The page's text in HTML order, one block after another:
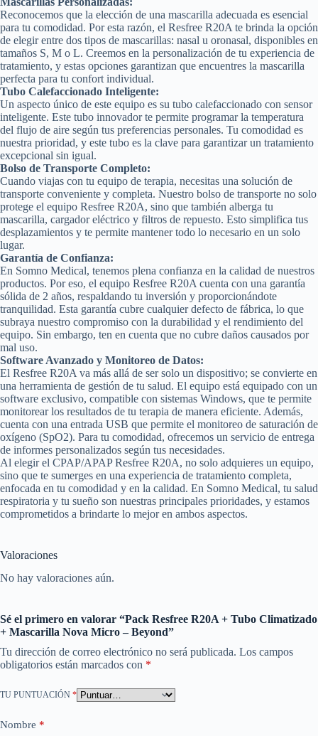
Reconocemos que la elección de una mascarilla adecuada es esencial
para tu comodidad. Por esta razón, el Resfree R20A te brinda la opción
de elegir entre dos tipos de mascarillas: nasal u oronasal, disponibles en
tamaños S, M o L. Creemos en la personalización de tu experiencia de
tratamiento, y estas opciones garantizan que encuentres la mascarilla
perfecta para tu confort individual.
Tubo Calefaccionado Inteligente:
Un aspecto único de este equipo es su tubo calefaccionado con sensor
inteligente. Este tubo innovador te permite programar la temperatura
del flujo de aire según tus preferencias personales. Tu comodidad es
nuestra prioridad, y este tubo es la clave para garantizar un tratamiento
excepcional sin igual.
Bolso de Transporte Completo:
Cuando viajas con tu equipo de terapia, necesitas una solución de
transporte conveniente y completa. Nuestro bolso de transporte no solo
protege el equipo Resfree R20A, sino que también alberga tu
mascarilla, cargador eléctrico y filtros de repuesto. Esto simplifica tus
desplazamientos y te permite mantener todo lo necesario en un solo
lugar.
Garantía de Confianza:
En Somno Medical, tenemos plena confianza en la calidad de nuestros
productos. Por eso, el equipo Resfree R20A cuenta con una garantía
sólida de 2 años, respaldando tu inversión y proporcionándote
tranquilidad. Esta garantía cubre cualquier defecto de fábrica, lo que
subraya nuestro compromiso con la durabilidad y el rendimiento del
equipo. Sin embargo, ten en cuenta que no cubre daños causados por
mal uso.
Software Avanzado y Monitoreo de Datos:
El Resfree R20A va más allá de ser solo un dispositivo; se convierte en
una herramienta de gestión de tu salud. El equipo está equipado con un
software exclusivo, compatible con sistemas Windows, que te permite
monitorear los resultados de tu terapia de manera eficiente. Además,
cuenta con una entrada USB que permite el monitoreo de saturación de
oxígeno (SpO2). Para tu comodidad, ofrecemos un servicio de entrega
de informes personalizados según tus necesidades.
Al elegir el CPAP/APAP Resfree R20A, no solo adquieres un equipo,
sino que te sumerges en una experiencia de tratamiento completa,
enfocada en tu comodidad y en la calidad. En Somno Medical, tu salud
respiratoria y tu sueño son nuestras principales prioridades, y estamos
comprometidos a brindarte lo mejor en ambos aspectos.
Valoraciones
No hay valoraciones aún.
Sé el primero en valorar “Pack Resfree R20A + Tubo Climatizado
+ Mascarilla Nova Micro – Beyond”
Tu dirección de correo electrónico no será publicada. Los campos
obligatorios están marcados con *
TU PUNTUACIÓN *
Nombre *